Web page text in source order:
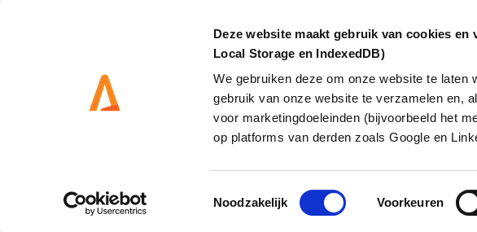
Deze website maakt gebruik van cookies
Local Storage en IndexedDB)
We gebruiken deze om onze website te
gebruik van onze website te verzamelen en,
voor marketingdoeleinden (bijvoorbeeld het
op platforms van derden zoals Google en
Toestemmingsselectie
Noodzakelijk Voorkeuren
DIENSTEN OPLOSSINGEN